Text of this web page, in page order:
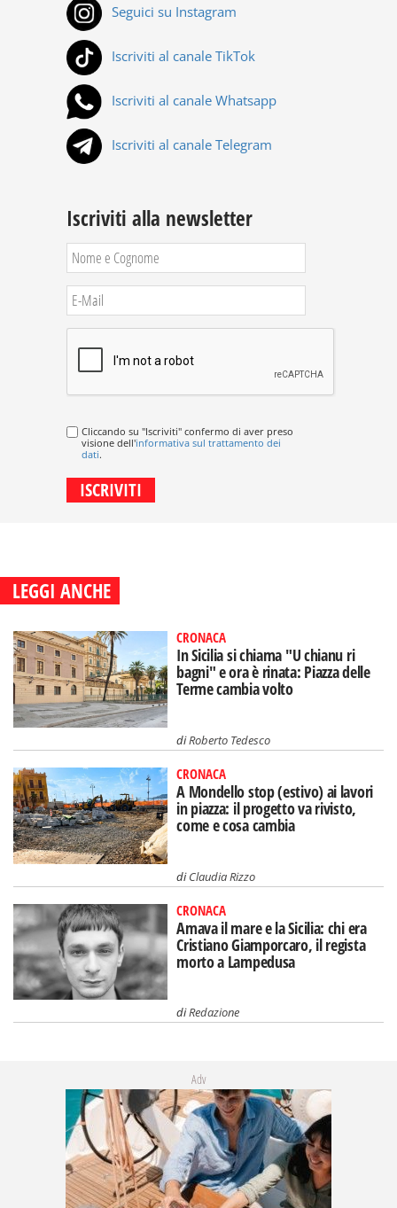
Seguici su Instagram
Iscriviti al canale TikTok
Iscriviti al canale Whatsapp
Iscriviti al canale Telegram
Iscriviti alla newsletter
Cliccando su "Iscriviti" confermo di aver preso
visione dell'informativa sul trattamento dei
dati.
LEGGI ANCHE
CRONACA
In Sicilia si chiama "U chianu ri
bagni" e ora è rinata: Piazza delle
Terme cambia volto
diRoberto Tedesco
CRONACA
A Mondello stop (estivo) ai lavori
in piazza: il progetto va rivisto,
come e cosa cambia
diClaudia Rizzo
CRONACA
Amava il mare e la Sicilia: chi era
Cristiano Giamporcaro, il regista
morto a Lampedusa
diRedazione
Adv